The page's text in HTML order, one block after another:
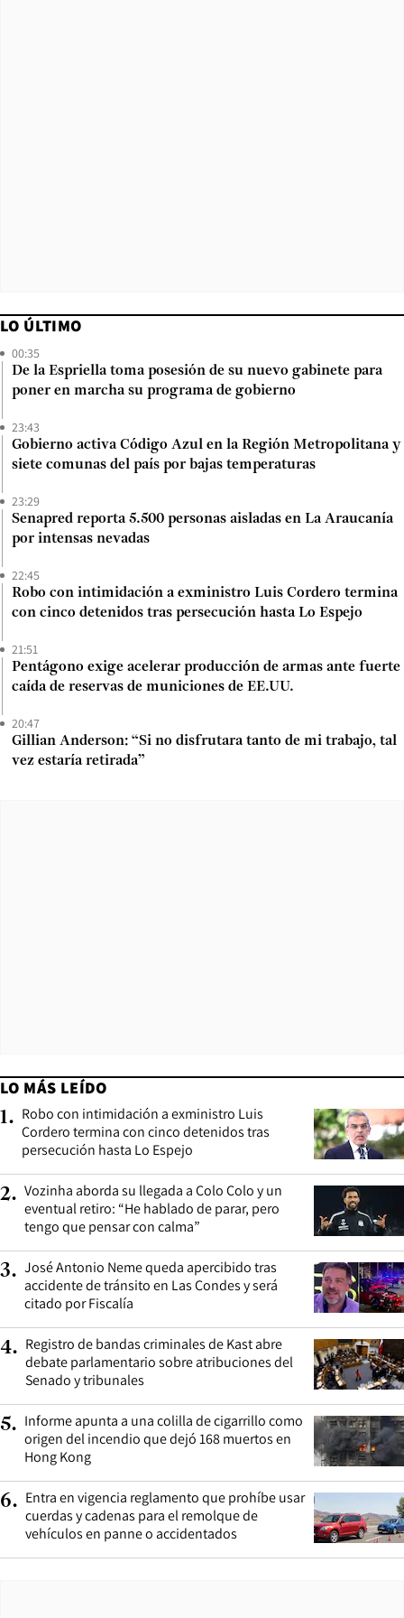
LO ÚLTIMO
00:35
De la Espriella toma posesión de su nuevo gabinete para
poner en marcha su programa de gobierno
23:43
Gobierno activa Código Azul en la Región Metropolitana y
siete comunas del país por bajas temperaturas
23:29
Senapred reporta 5.500 personas aisladas en La Araucanía
por intensas nevadas
22:45
Robo con intimidación a exministro Luis Cordero termina
con cinco detenidos tras persecución hasta Lo Espejo
21:51
Pentágono exige acelerar producción de armas ante fuerte
caída de reservas de municiones de EE.UU.
20:47
Gillian Anderson: “Si no disfrutara tanto de mi trabajo, tal
vez estaría retirada”
LO MÁS LEÍDO
1. Robo con intimidación a exministro Luis
Cordero termina con cinco detenidos tras
persecución hasta Lo Espejo
2. Vozinha aborda su llegada a Colo Colo y un
eventual retiro: “He hablado de parar, pero
tengo que pensar con calma”
3. José Antonio Neme queda apercibido tras
accidente de tránsito en Las Condes y será
citado por Fiscalía
4. Registro de bandas criminales de Kast abre
debate parlamentario sobre atribuciones del
Senado y tribunales
5. Informe apunta a una colilla de cigarrillo como
origen del incendio que dejó 168 muertos en
Hong Kong
6. Entra en vigencia reglamento que prohíbe usar
cuerdas y cadenas para el remolque de
vehículos en panne o accidentados